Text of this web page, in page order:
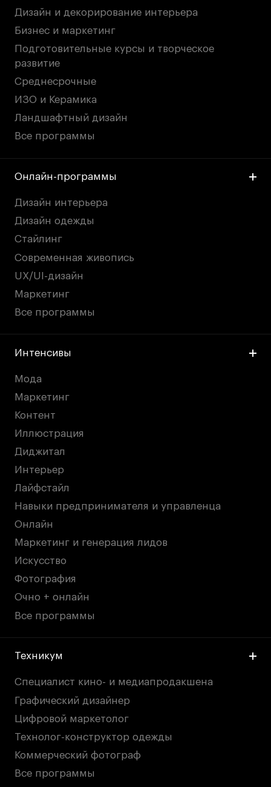
Дизайн и декорирование интерьера
Бизнес и маркетинг
Подготовительные курсы и творческое
развитие
Среднесрочные
ИЗО и Керамика
Ландшафтный дизайн
Все программы
Онлайн-программы
Дизайн интерьера
Дизайн одежды
Стайлинг
Современная живопись
UX/UI-дизайн
Маркетинг
Все программы
Интенсивы
Мода
Маркетинг
Контент
Иллюстрация
Диджитал
Интерьер
Лайфстайл
Навыки предпринимателя и управленца
Онлайн
Маркетинг и генерация лидов
Искусство
Фотография
Очно + онлайн
Все программы
Техникум
Специалист кино- и медиапродакшена
Графический дизайнер
Цифровой маркетолог
Технолог-конструктор одежды
Коммерческий фотограф
Все программы